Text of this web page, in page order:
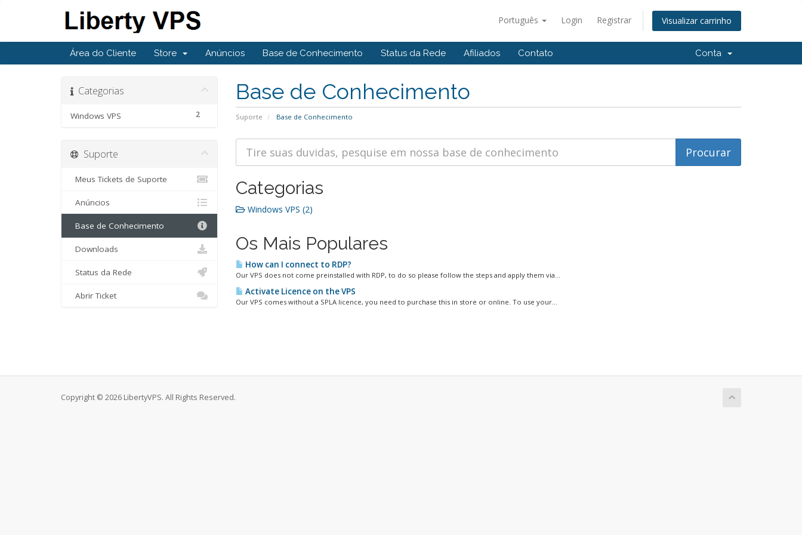
Português Login Registrar Visualizar carrinho
Área do Cliente Store Anúncios Base de Conhecimento Status da Rede Afiliados Contato Conta
Base de Conhecimento
Suporte Base de Conhecimento
Categorias
2
Windows VPS
Categorias
Windows VPS (2)
Os Mais Populares
How can I connect to RDP?
Our VPS does not come preinstalled with RDP, to do so please follow the steps and apply them via...
Activate Licence on the VPS
Our VPS comes without a SPLA licence, you need to purchase this in store or online. To use your...
Suporte
Meus Tickets de Suporte
Anúncios
Base de Conhecimento
Downloads
Status da Rede
Abrir Ticket
Copyright © 2026 LibertyVPS. All Rights Reserved.